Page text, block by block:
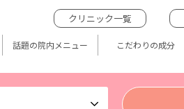
クリニック一覧
話題の院内メニュー こだわりの成分